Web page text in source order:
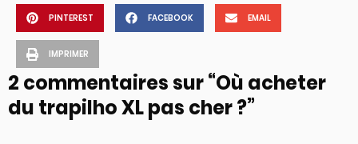
PINTEREST FACEBOOK EMAIL
IMPRIMER
2 commentaires sur “Où acheter
du trapilho XL pas cher ?”